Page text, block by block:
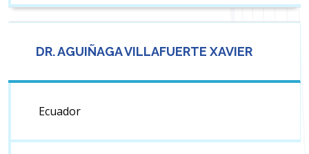
DR. AGUIÑAGA VILLAFUERTE XAVIER
Ecuador